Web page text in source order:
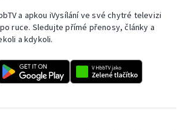
a apkou iVysílání ve své chytré televizi
ruce. Sledujte přímé přenosy, články a
a kdykoli.